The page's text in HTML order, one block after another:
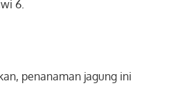
6.
penanaman jagung ini